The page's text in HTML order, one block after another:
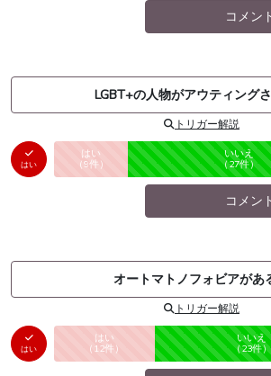
コメン
LGBT+の人物がアウティング
トリガー解説
はい
はい
（9件） 未投票
いいえ
（27件）
コメン
オートマトノフォビアがあ
トリガー解説
はい
はい
（ 12件） 未投票
いいえ
（23件